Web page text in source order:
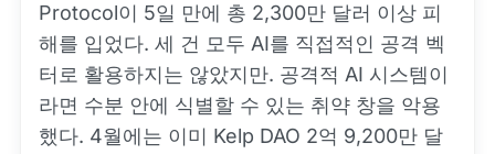
Protocol이 5일 만에 총 2,300만 달러 이상 피
해를 입었다. 세 건 모두 AI를 직접적인 공격 벡
터로 활용하지는 않았지만. 공격적 AI 시스템이
라면 수분 안에 식별할 수 있는 취약 창을 악용
했다. 4월에는 이미 Kelp DAO 2억 9,200만 달